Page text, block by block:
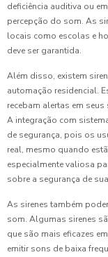
deficiência auditiva ou
percepção do som. As
locais como escolas e
deve ser garantida.
Além disso, existem
automação residencial.
recebam alertas em
A integração com
de segurança, pois os
real, mesmo quando
especialmente valiosa
sobre a segurança de
As sirenes também
som. Algumas sirenes
que são mais eficazes
emitir sons de baixa